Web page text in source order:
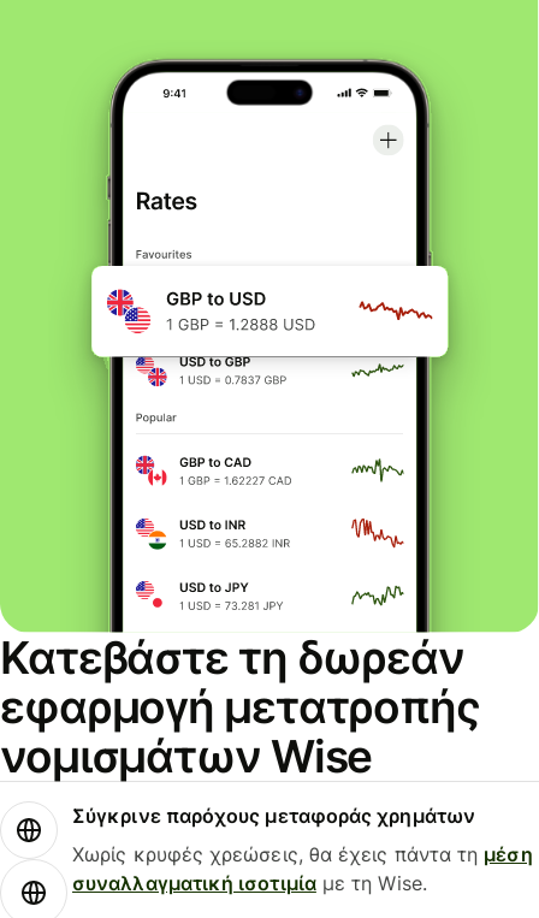
Κατεβάστε τη δωρεάν
εφαρμογή μετατροπής
νομισμάτων Wise
Σύγκρινε παρόχους μεταφοράς χρημάτων
Χωρίς κρυφές χρεώσεις, θα έχεις πάντα τη μέση
συναλλαγματική ισοτιμίαμε τη Wise.